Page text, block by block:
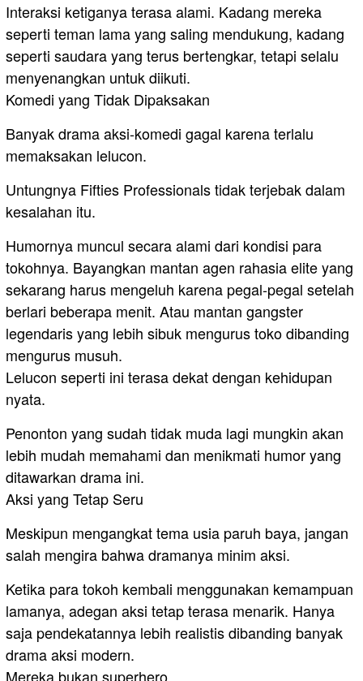
Interaksi ketiganya terasa alami. Kadang mereka
seperti teman lama yang saling mendukung, kadang
seperti saudara yang terus bertengkar, tetapi selalu
menyenangkan untuk diikuti.
Komedi yang Tidak Dipaksakan
Banyak drama aksi-komedi gagal karena terlalu
memaksakan lelucon.
Untungnya Fifties Professionals tidak terjebak dalam
kesalahan itu.
Humornya muncul secara alami dari kondisi para
tokohnya. Bayangkan mantan agen rahasia elite yang
sekarang harus mengeluh karena pegal-pegal setelah
berlari beberapa menit. Atau mantan gangster
legendaris yang lebih sibuk mengurus toko dibanding
mengurus musuh.
Lelucon seperti ini terasa dekat dengan kehidupan
nyata.
Penonton yang sudah tidak muda lagi mungkin akan
lebih mudah memahami dan menikmati humor yang
ditawarkan drama ini.
Aksi yang Tetap Seru
Meskipun mengangkat tema usia paruh baya, jangan
salah mengira bahwa dramanya minim aksi.
Ketika para tokoh kembali menggunakan kemampuan
lamanya, adegan aksi tetap terasa menarik. Hanya
saja pendekatannya lebih realistis dibanding banyak
drama aksi modern.
Mereka bukan superhero.